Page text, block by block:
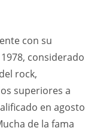
con su
considerado
rock,
superiores a
en agosto
de la fama